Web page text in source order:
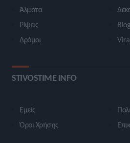
Άλματα
Ρίψεις
Δρόμοι
STIVOSTIME INFO
Εμείς
Όροι Χρήσης